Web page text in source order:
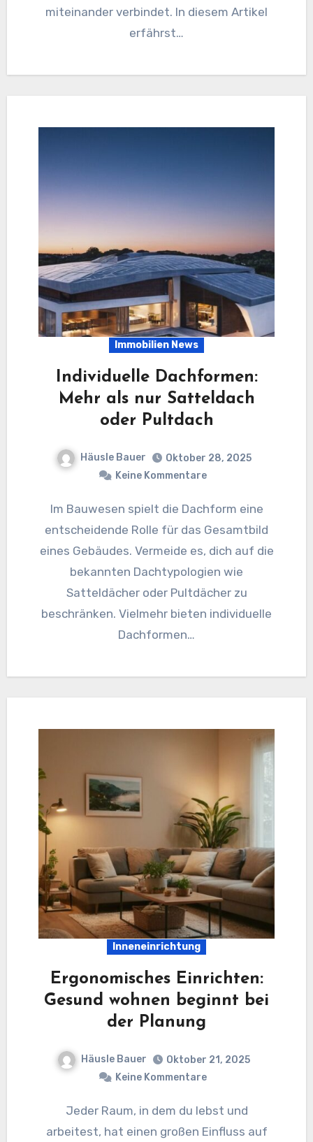
miteinander verbindet. In diesem Artikel
erfährst…
Immobilien News
Individuelle Dachformen:
Mehr als nur Satteldach
oder Pultdach
Häusle Bauer
Oktober 28, 2025
Keine Kommentare
Im Bauwesen spielt die Dachform eine
entscheidende Rolle für das Gesamtbild
eines Gebäudes. Vermeide es, dich auf die
bekannten Dachtypologien wie
Satteldächer oder Pultdächer zu
beschränken. Vielmehr bieten individuelle
Dachformen…
Inneneinrichtung
Ergonomisches Einrichten:
Gesund wohnen beginnt bei
der Planung
Häusle Bauer
Oktober 21, 2025
Keine Kommentare
Jeder Raum, in dem du lebst und
arbeitest, hat einen großen Einfluss auf